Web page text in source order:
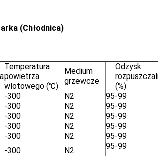
(Chłodnica)
Temperatura
powietrza
wlotowego (℃)
Medium
grzewcze
Odzysk
(%)
-300 N2
95-99
-300 N2
95-99
-300 N2
95-99
-300 N2
95-99
-300 N2
95-99
-300 N2 95-99